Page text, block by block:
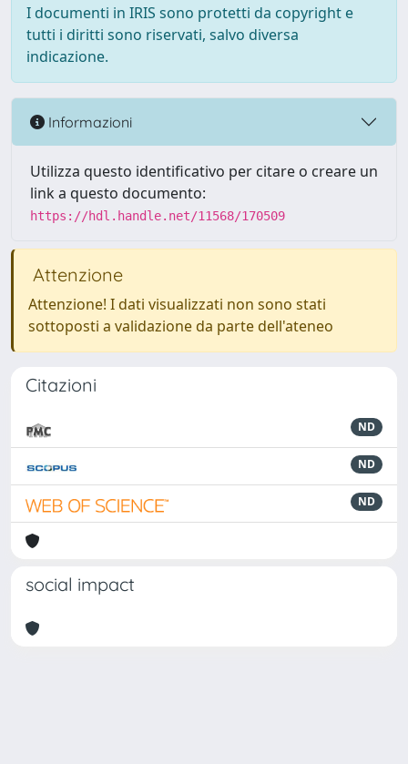
I documenti in IRIS sono protetti da copyright e
tutti i diritti sono riservati, salvo diversa
indicazione.
Informazioni
Utilizza questo identificativo per citare o creare un
link a questo documento:
https://hdl.handle.net/11568/170509
Attenzione
Attenzione! I dati visualizzati non sono stati
sottoposti a validazione da parte dell'ateneo
Citazioni
ND
ND
ND
social impact